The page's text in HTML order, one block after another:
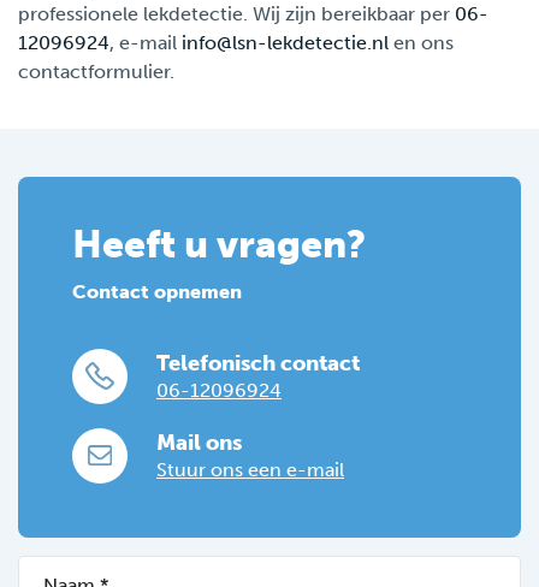
professionele lekdetectie. Wij zijn bereikbaar per 06-
12096924, e-mail info@lsn-lekdetectie.nl en ons
contactformulier.
Heeft u vragen?
Contact opnemen
Telefonisch contact
06-12096924
Mail ons
Stuur ons een e-mail